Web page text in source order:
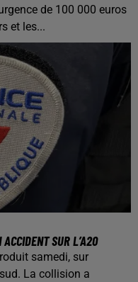
de 100 000 euros
et les...
SUR L’A20
samedi, sur
La collision a